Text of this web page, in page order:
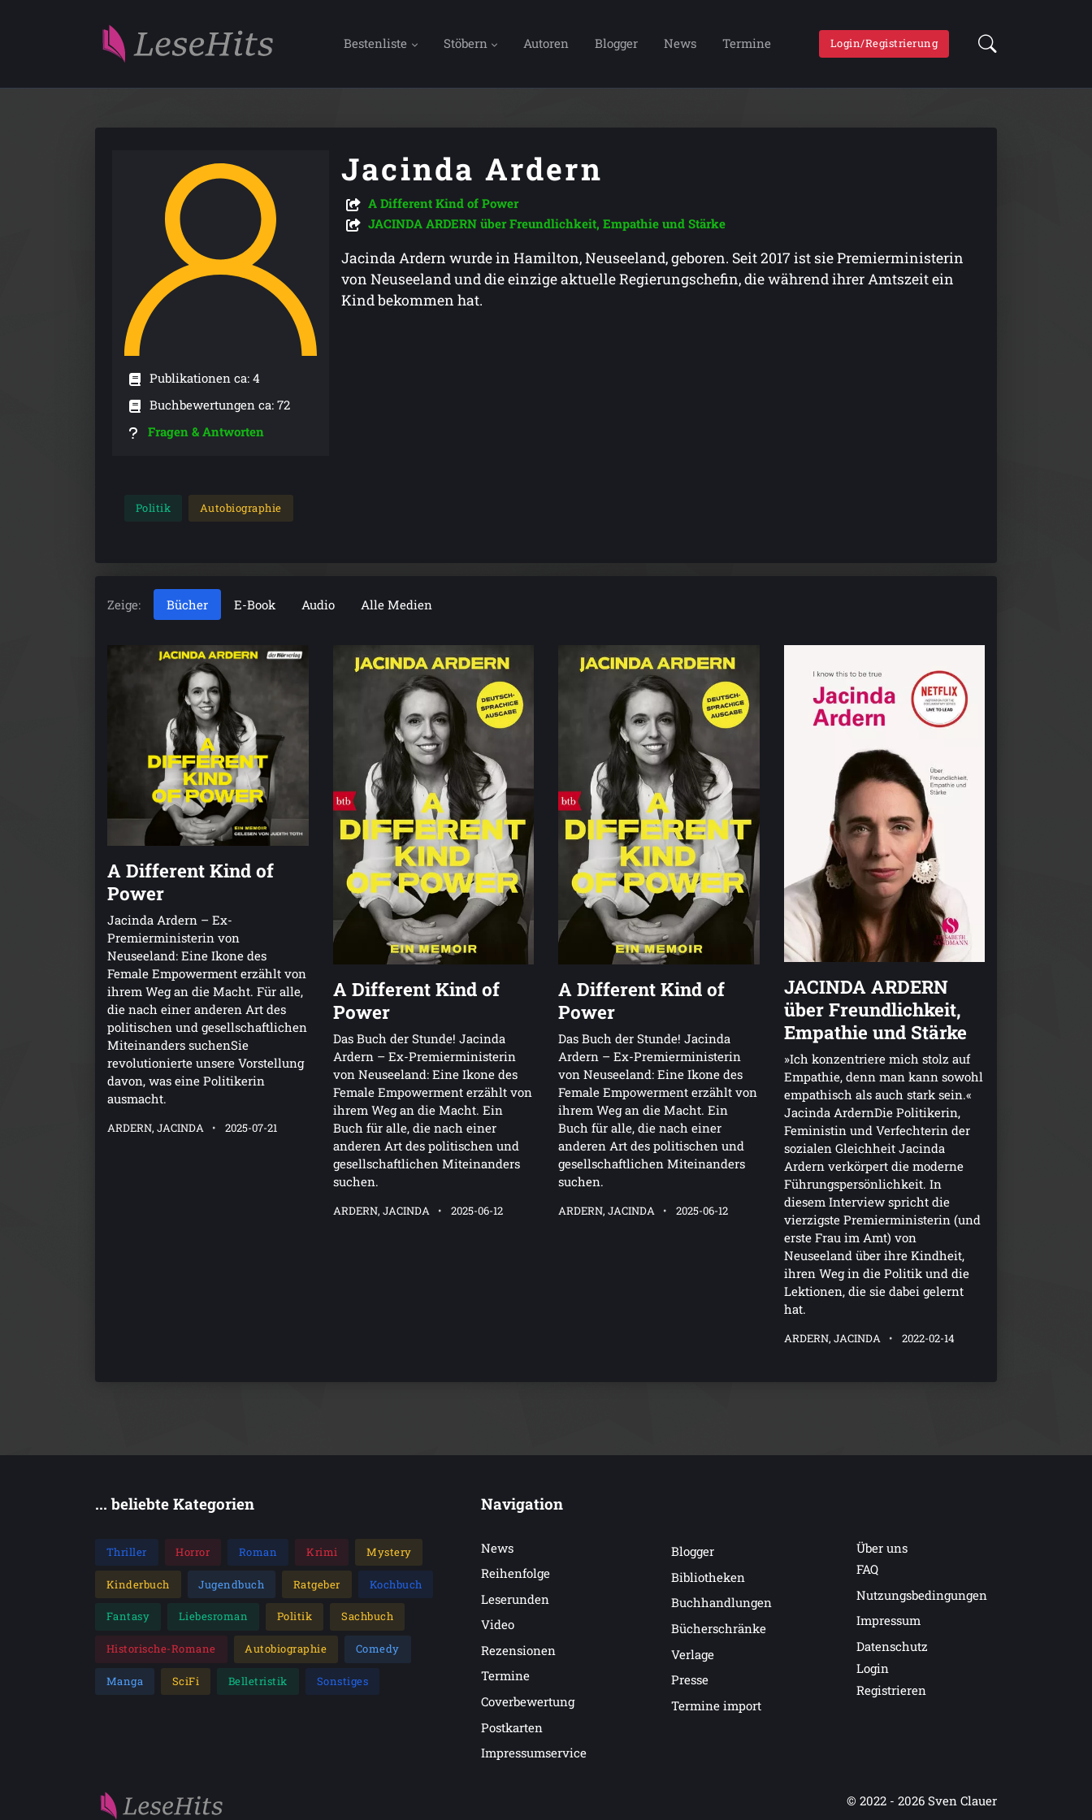
Bestenliste Stöbern Autoren Blogger News Termine Login/Registrierung
Publikationen ca: 4
Buchbewertungen ca: 72
Fragen & Antworten
Jacinda Ardern
A Different Kind of Power
JACINDA ARDERN über Freundlichkeit, Empathie und Stärke
Jacinda Ardern wurde in Hamilton, Neuseeland, geboren. Seit 2017 ist sie Premierministerin
von Neuseeland und die einzige aktuelle Regierungschefin, die während ihrer Amtszeit ein
Kind bekommen hat.
Politik Autobiographie
Zeige: Bücher E-Book Audio Alle Medien
A Different Kind of
Power
Jacinda Ardern – Ex-
Premierministerin von
Neuseeland: Eine Ikone des
Female Empowerment erzählt von
ihrem Weg an die Macht. Für alle,
die nach einer anderen Art des
politischen und gesellschaftlichen
Miteinanders suchenSie
revolutionierte unsere Vorstellung
davon, was eine Politikerin
ausmacht.
ARDERN, JACINDA 2025-07-21
A Different Kind of
Power
Das Buch der Stunde! Jacinda
Ardern – Ex-Premierministerin
von Neuseeland: Eine Ikone des
Female Empowerment erzählt von
ihrem Weg an die Macht. Ein
Buch für alle, die nach einer
anderen Art des politischen und
gesellschaftlichen Miteinanders
suchen.
ARDERN, JACINDA 2025-06-12
A Different Kind of
Power
Das Buch der Stunde! Jacinda
Ardern – Ex-Premierministerin
von Neuseeland: Eine Ikone des
Female Empowerment erzählt von
ihrem Weg an die Macht. Ein
Buch für alle, die nach einer
anderen Art des politischen und
gesellschaftlichen Miteinanders
suchen.
ARDERN, JACINDA 2025-06-12
JACINDA ARDERN
über Freundlichkeit,
Empathie und Stärke
»Ich konzentriere mich stolz auf
Empathie, denn man kann sowohl
empathisch als auch stark sein.«
Jacinda ArdernDie Politikerin,
Feministin und Verfechterin der
sozialen Gleichheit Jacinda
Ardern verkörpert die moderne
Führungspersönlichkeit. In
diesem Interview spricht die
vierzigste Premierministerin (und
erste Frau im Amt) von
Neuseeland über ihre Kindheit,
ihren Weg in die Politik und die
Lektionen, die sie dabei gelernt
hat.
ARDERN, JACINDA 2022-02-14
... beliebte Kategorien
Thriller Horror Roman Krimi Mystery
Kinderbuch Jugendbuch Ratgeber Kochbuch
Fantasy Liebesroman Politik Sachbuch
Historische-Romane Autobiographie Comedy
Manga SciFi Belletristik Sonstiges
Navigation
News
Reihenfolge
Leserunden
Video
Rezensionen
Termine
Coverbewertung
Postkarten
Impressumservice
Blogger
Bibliotheken
Buchhandlungen
Bücherschränke
Verlage
Presse
Termine import
Über uns
FAQ
Nutzungsbedingungen
Impressum
Datenschutz
Login
Registrieren
© 2022 - 2026 Sven Clauer